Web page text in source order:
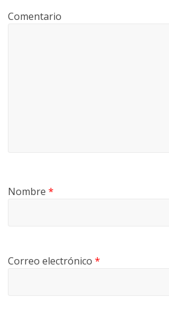
Comentario
Nombre*
Correo electrónico*